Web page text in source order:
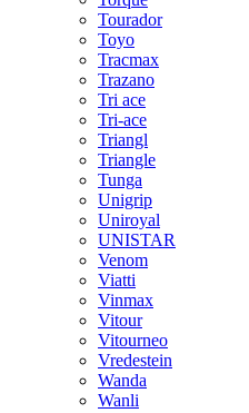
Tourador
Toyo
Tracmax
Trazano
Tri ace
Tri-ace
Triangl
Triangle
Tunga
Unigrip
Uniroyal
UNISTAR
Venom
Viatti
Vinmax
Vitour
Vitourneo
Vredestein
Wanda
Wanli